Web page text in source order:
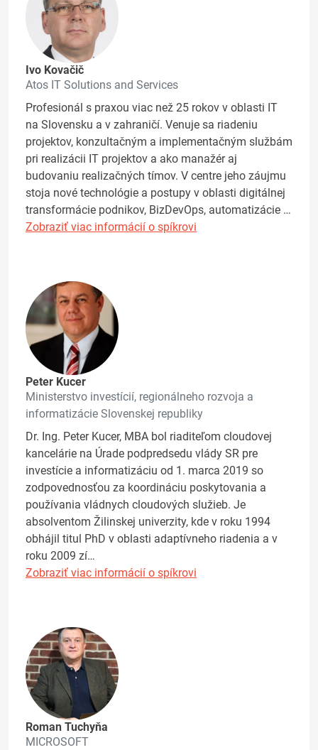
Ivo Kovačič
Atos IT Solutions and Services
Profesionál s praxou viac než 25 rokov v oblasti IT
na Slovensku a v zahraničí. Venuje sa riadeniu
projektov, konzultačným a implementačným službám
pri realizácii IT projektov a ako manažér aj
budovaniu realizačných tímov. V centre jeho záujmu
stoja nové technológie a postupy v oblasti digitálnej
transformácie podnikov, BizDevOps, automatizácie …
Zobraziť viac informácií o spíkrovi
Peter Kucer
Ministerstvo investícií, regionálneho rozvoja a
informatizácie Slovenskej republiky
Dr. Ing. Peter Kucer, MBA bol riaditeľom cloudovej
kancelárie na Úrade podpredsedu vlády SR pre
investície a informatizáciu od 1. marca 2019 so
zodpovednosťou za koordináciu poskytovania a
používania vládnych cloudových služieb. Je
absolventom Žilinskej univerzity, kde v roku 1994
obhájil titul PhD v oblasti adaptívneho riadenia a v
roku 2009 zí…
Zobraziť viac informácií o spíkrovi
Roman Tuchyňa
MICROSOFT